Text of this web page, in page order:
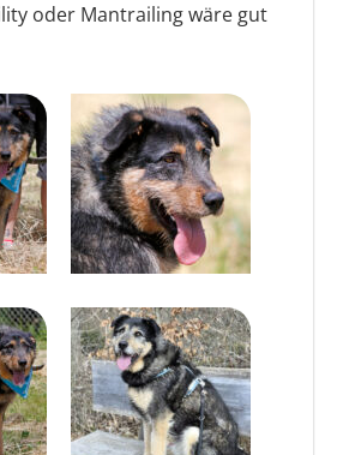
oder Mantrailing wäre gut